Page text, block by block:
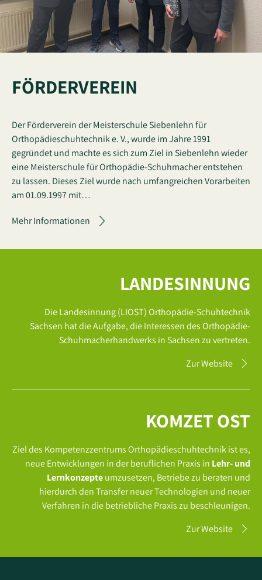
FÖRDERVEREIN
Der Förderverein der Meisterschule Siebenlehn für
Orthopädieschuhtechnik e. V., wurde im Jahre 1991
gegründet und machte es sich zum Ziel in Siebenlehn wieder
eine Meisterschule für Orthopädie-Schuhmacher entstehen
zu lassen. Dieses Ziel wurde nach umfangreichen Vorarbeiten
am 01.09.1997 mit…
Mehr Informationen
LANDESINNUNG
Die Landesinnung (LIOST) Orthopädie-Schuhtechnik
Sachsen hat die Aufgabe, die Interessen des Orthopädie-
Schuhmacherhandwerks in Sachsen zu vertreten.
Zur Website
KOMZET OST
Ziel des Kompetenzzentrums Orthopädieschuhtechnik ist es,
neue Entwicklungen in der beruflichen Praxis in Lehr- und
Lernkonzepteumzusetzen, Betriebe zu beraten und
hierdurch den Transfer neuer Technologien und neuer
Verfahren in die betriebliche Praxis zu beschleunigen.
Zur Website